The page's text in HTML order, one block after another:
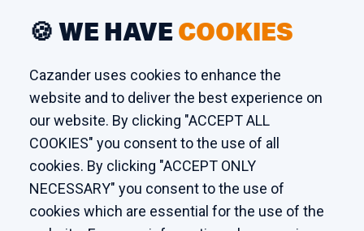
3241 LS Middelharnis
ATELIER
Kaagstraat 7
8102 GZ Raalte
The Netherlands
🍪 WE HAVECOOKIES
Cazander uses cookies to enhance the
website and to deliver the best experience on
our website. By clicking "ACCEPT ALL
COOKIES" you consent to the use of all
cookies. By clicking "ACCEPT ONLY
NECESSARY" you consent to the use of
cookies which are essential for the use of the